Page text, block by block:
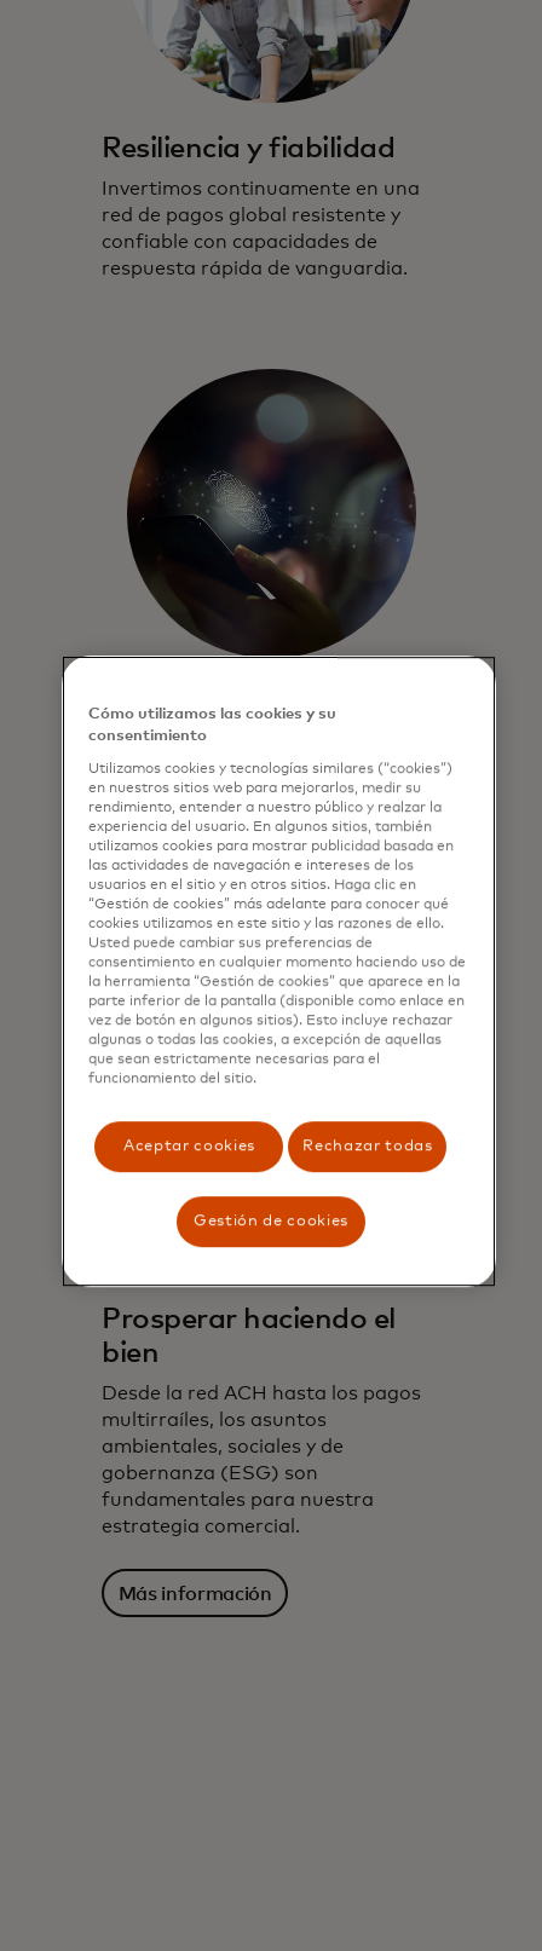
Resiliencia y fiabilidad
Invertimos continuamente en una
red de pagos global resistente y
confiable con capacidades de
respuesta rápida de vanguardia.
Seguridad y privacidad
desde el diseño
Los beneficios de la red Mastercard
incluyen: seguridad de clase mundial,
privacidad y prácticas de monitoreo
de amenazas para todas las
transacciones y datos.
Prosperar haciendo el
bien
Desde la red ACH hasta los pagos
multirraíles, los asuntos
ambientales, sociales y de
gobernanza (ESG) son
fundamentales para nuestra
estrategia comercial.
Más información
Cómo utilizamos las cookies y su
consentimiento
Utilizamos cookies y tecnologías similares (“cookies”)
en nuestros sitios web para mejorarlos, medir su
rendimiento, entender a nuestro público y realzar la
experiencia del usuario. En algunos sitios, también
utilizamos cookies para mostrar publicidad basada en
las actividades de navegación e intereses de los
usuarios en el sitio y en otros sitios. Haga clic en
“Gestión de cookies” más adelante para conocer qué
cookies utilizamos en este sitio y las razones de ello.
Usted puede cambiar sus preferencias de
consentimiento en cualquier momento haciendo uso de
la herramienta “Gestión de cookies” que aparece en la
parte inferior de la pantalla (disponible como enlace en
vez de botón en algunos sitios). Esto incluye rechazar
algunas o todas las cookies, a excepción de aquellas
que sean estrictamente necesarias para el
funcionamiento del sitio.
Aceptar cookies Rechazar todas
Gestión de cookies